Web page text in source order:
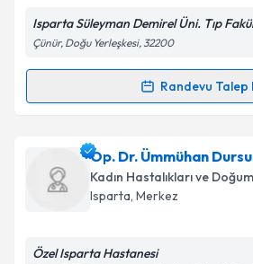
Kişisel verilerimin işlenmesine
Metni'ni okudum ve kişisel
kapsamda işlenmesini kabul
Isparta Süleyman Demirel Üni. Tıp
Çünür, Doğu Yerleşkesi, 32200
Randevu Talep
Randevu Takvimi Talebi
Op. Dr. Ebru Erdemoğlu için
oluşturun. Size bu uzmandan
takvim hazırlandığında e-posta
Op. Dr. Ümmühan
Kadın Hastalıkları ve Doğum
Isparta, Merkez
Özel Isparta Hastanesi